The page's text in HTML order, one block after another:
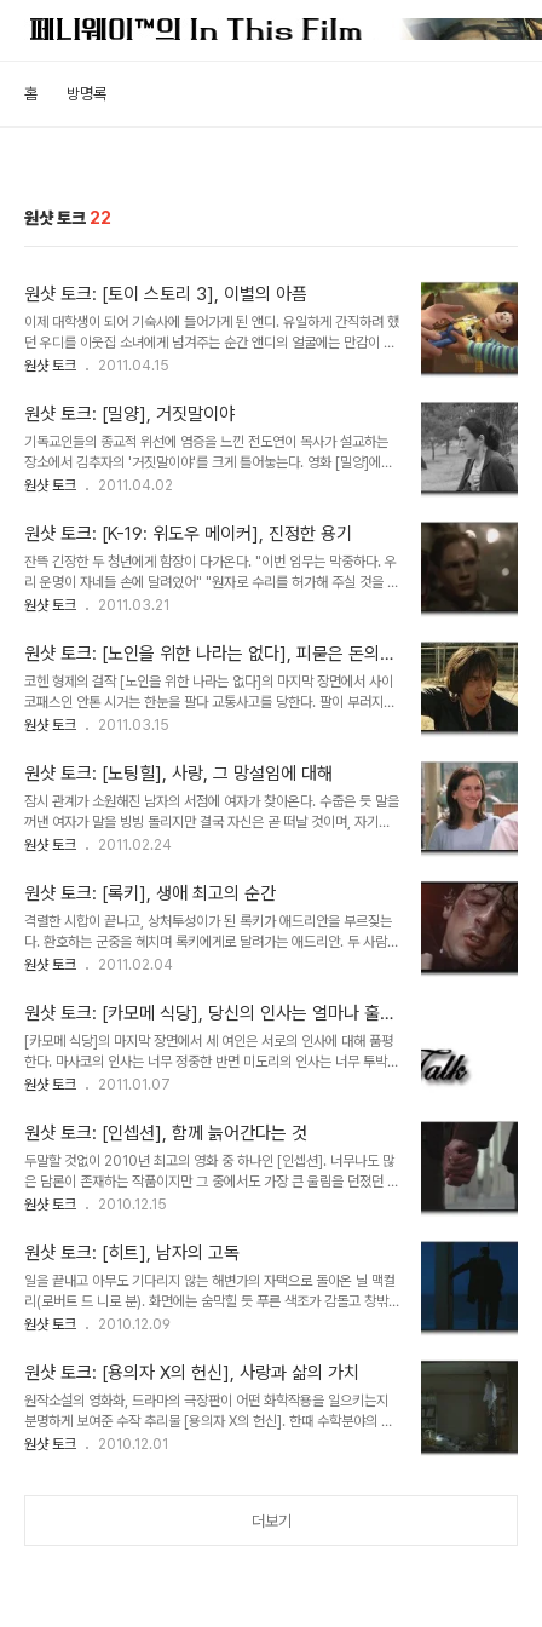
홈 방명록
원샷 토크 22
원샷 토크: [토이 스토리 3], 이별의 아픔
이제 대학생이 되어 기숙사에 들어가게 된 앤디. 유일하게 간직하려 했
던 우디를 이웃집 소녀에게 넘겨주는 순간 앤디의 얼굴에는 만감이 교
차한다. 성장한다는 것, 그것은 어린 시절과의 단절을 의미하는 것일
떠나는 앤디에게 더 이상의 장난감은 남아있지 않다. 그렇게 소년은 앞
으로도 수없이 마주하게 될 이별의 아픔을 처음으로 경험하게 된다.
[토이 스토리 3]가 유독 어른들의 눈시울을 뜨겁게 달구는 건 바로 자
신이 경험했던 수많은 헤어짐에 대한 그리움 때문이리라. 오늘도 나는
이 장면을 보며 남몰래 눈물 한방울을 떨군다. 토이스토리 3 - 리 언크
원샷 토크 2011.04.15
원샷 토크: [밀양], 거짓말이야
기독교인들의 종교적 위선에 염증을 느낀 전도연이 목사가 설교하는
장소에서 김추자의 '거짓말이야'를 크게 틀어놓는다. 영화 [밀양]에서
최고의 명장면이라해도 과언이 아닌 이 시퀀스는 세상의 온갖 감언이
다. 4월 1일. 매년 돌아오는 만우절이다. 유래에 대해서는 여러 가지
설이 있지만 대중들에게는 그저 이 날 하루만큼은 거짓말을 해도 괜찮
은 날로 여겨지고 있다. 뭐 좋다. 그간 정직하게 살아온 사람들이 단 하
루의 거짓말로 스트레스를 푼다는데야. 하지만 우리는 너무나 많은 거
짓말을 접하며 살고 있다. 아니라고 발뺌하다가 빼도박도 못하는 상황
모 가수의 학력문제는 주객이 전도되어 오히려 ..
원샷 토크 2011.04.02
원샷 토크: [K-19: 위도우 메이커], 진정한 용기
잔뜩 긴장한 두 청년에게 함장이 다가온다. "이번 임무는 막중하다. 우
리 운명이 자네들 손에 달려있어" "원자로 수리를 허가해 주실 것을 요
청하는 바입니다" "허가하겠다" 방호복의 기능과는 무관한 화학약품
하지 못할 것을 알지만 누군가는 해야 하는 일이기에 비장한 각오로 명
령에 따른다. 자신의 목숨을 담보로 다른 사람들을 구하려는 숭고한 희
생정신과 남자다운 결의를 가장 잘 표현한 영화이기에 나는 이 영화를
볼때마다 숙연한 마음을 가진다. 일본의 대지진으로 인한 방사능 누출
사고로 연일 메스컴에 떠오르는 작금의 현실속에서 원자로 냉각을 위
사람들이 득세하는 세상에서 볼 수 있는..
원샷 토크 2011.03.21
원샷 토크: [노인을 위한 나라는 없다], 피묻은 돈의
의미
코헨 형제의 걸작 [노인을 위한 나라는 없다]의 마지막 장면에서 사이
코패스인 안톤 시거는 한눈을 팔다 교통사고를 당한다. 팔이 부러지는
중상을 입은 그에게 동네의 소년들이 괜찮냐며 다가온다. "셔츠를 좀
어디까지나 호의에 의한 행동임을 밝히지만 시거는 돈을 건네며 말한
다. "이걸 받거라. 그리고 나를 못본걸로 해라. 난 이미 어디론가 사라
진거다" 그렇게 살인자는 유유히 사라진다. 흥미로운 건 그 다음이다.
한사코 돈은 필요없다던 아이는 옆의 친구가 반은 자기꺼라며 자신의
몫을 요구하자 셔츠를 벗은건 나라며 돈을 나누길 거부한다. 돈이 사람
이 실은 셔츠에 대한 대가가 아닌..
원샷 토크 2011.03.15
원샷 토크: [노팅힐], 사랑, 그 망설임에 대해
잠시 관계가 소원해진 남자의 서점에 여자가 찾아온다. 수줍은 듯 말을
꺼낸 여자가 말을 빙빙 돌리지만 결국 자신은 곧 떠날 것이며, 자기를
다시 좋아해줄 수 있는지를 묻는다. 여자로서는 어려운 고백.. 하지만
은 바 있는 남자는 끝내 마음의 문을 열지 않는다. 또다시 상처받을 것
이 두렵기에... 여자는 말한다. "유명하다는 건 본질이 아니에요. 잊지
말아요. 난 단지 소녀일 뿐이라는걸... 소년앞에 서서 사랑을 갈구하
는..." 딱히 로코물(로맨틱 코미디)을 좋아하지 않는 나조차도 단번에
빠져든 [노팅힐]은 신데렐라 스토리의 역발상이라는 기발한 아이디어
스타 여배우의 로맨스를 ..
원샷 토크 2011.02.24
원샷 토크: [록키], 생애 최고의 순간
격렬한 시합이 끝나고, 상처투성이가 된 록키가 애드리안을 부르짖는
다. 환호하는 군중을 헤치며 록키에게로 달려가는 애드리안. 두 사람이
'사랑해요'하며 서로를 껴안는 순간, 영화는 정지화상으로 끝을 맺는
에서 이겼는지 졌는지를 명확히 알려주지 않는다. 다만 영화상으로 보
여지는 정황으로 짐작하건데 관객들은 록키가 졌을거라고 생각할 뿐.
그러나 영화는 승패의 모호한 처리로 인해 더욱 빛을 발한다. 시합 전
날 초조해 하는 록키는 애드리안에게 말한다. '이번 시합에서 이기든
지든 상관없어..... 내가 원하는건 그저 15회가 끝날때 까지 버티는거
에서 처음으로 뭔가를 이뤄낸 그런..
원샷 토크 2011.02.04
원샷 토크: [카모메 식당], 당신의 인사는 얼마나 훌륭
합니까?
[카모메 식당]의 마지막 장면에서 세 여인은 서로의 인사에 대해 품평
한다. 마사코의 인사는 너무 정중한 반면 미도리의 인사는 너무 투박하
다는 식의 우스개 소리가 오가다가 카모메 식당의 주인 사치에의 인사
륭해요'. 요즘 사람들은 너무나 인사하는 법을 모르고 사는 듯 하다. 길
가다 실수로 부딪쳐도 예전에는 미안하다고 말하는게 기본이었건만
요즘은 제 갈길만 가기 바쁜 것이 애나 어른이나 못배워먹은건 마찬가
지다. 누군가 길을 물어볼때도 바쁜 시간내줘서 성심성의껏 알려줬건
만 고맙다는 말없이 휑하니 가 버리니 이젠 누가 길을 물어봐도 그냥
다니면서 수많은 직원들이 들어오고 나갔..
원샷 토크 2011.01.07
원샷 토크: [인셉션], 함께 늙어간다는 것
두말할 것없이 2010년 최고의 영화 중 하나인 [인셉션]. 너무나도 많
은 담론이 존재하는 작품이지만 그 중에서도 가장 큰 울림을 던졌던 건
이 한 컷의 짧은 순간이다. 꿈에서 벗어나지 못해 현실을 등진 멜의 마
이라고 했잖아요." 이어 코브는 말한다. "우린 이미 그랬어. 같이 늙었
잖아, 기억나? 그리고는 두 노인이 손을 꼭 붙잡은 아주 짧은 장면이
스쳐간다. 사실상 크리스토퍼 놀란 감독은 멜과 코브의 꿈 속 장면을
모두 젊은 모습으로만 비춰서 이들이 꿈 속에서 함께 늙어갔을 것이라
는 관객의 상상력을 의도적으로 배제시켰기에 그 감흥이 더욱 크게 와
두 사라졌지만 여전히 사..
원샷 토크 2010.12.15
원샷 토크: [히트], 남자의 고독
일을 끝내고 아무도 기다리지 않는 해변가의 자택으로 돌아온 닐 맥컬
리(로버트 드 니로 분). 화면에는 숨막힐 듯 푸른 색조가 감돌고 창밖
을 응시하는 로버트 드 니로의 등을 무심히 비춘다. 이 짧은 쇼트안에
가 아는 한 남자들의 세계를 마이클 만처럼 잘 이해하는 감독은 없다.
그는 선배 감독인 장 피에르 멜빌의 남성적 서사구조를 한단계 업그레
이드시켜 도시라는 공간을 고독한 사나이들의 성역으로 바꾸어 놓았
다. 내가 가장 좋아하는 영화 중 하나인 [히트]가 그 무지막지한 완성
도에도 불구하고 생각보다 시큰둥한 반응이었던건 아마도 전 인류의
원샷 토크 2010.12.09
원샷 토크: [용의자 X의 헌신], 사랑과 삶의 가치
원작소설의 영화화, 드라마의 극장판이 어떤 화학작용을 일으키는지
분명하게 보여준 수작 추리물 [용의자 X의 헌신]. 한때 수학분야의 천
재로 장래가 유망하던 남자가 개인적인 사정으로 인해 수학교사라는
아무도 신경쓰지 않을 죽음. 미련은 남아있지 않은듯 하다. 메어놓은
원샷 토크 2010.12.01
더보기